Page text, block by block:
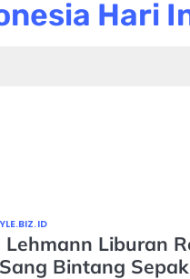
Hari
Lehmann Liburan
Bintang